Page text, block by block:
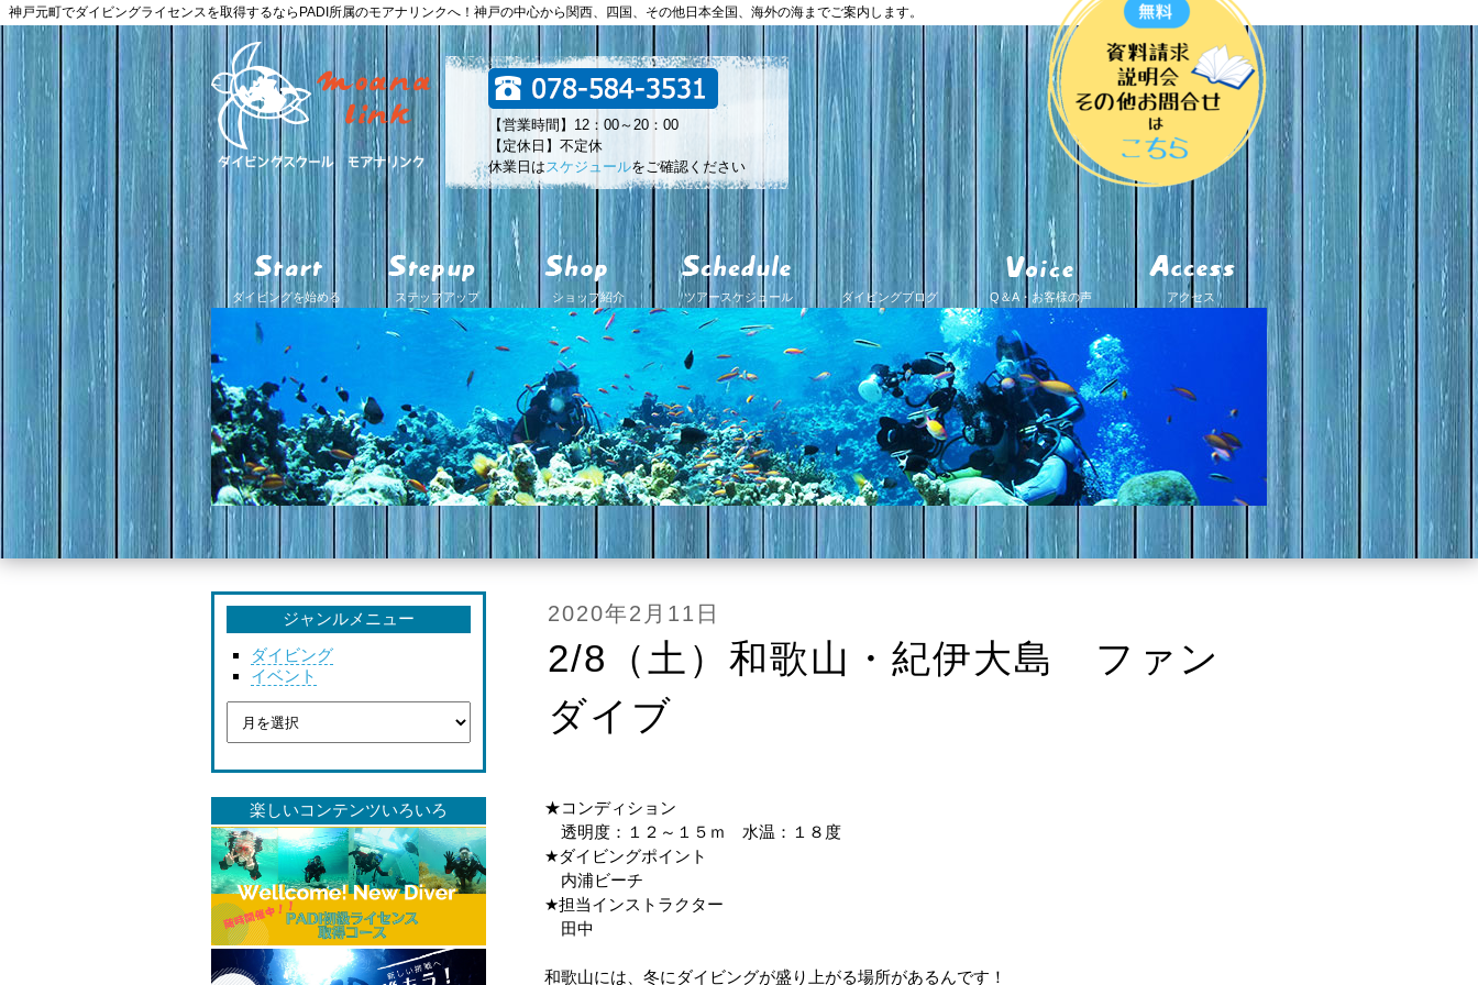
神戸元町でダイビングライセンスを取得するならPADI所属のモアナリンクへ！神戸の中心から関西、四国、その他日本全国、海外の海までご案内します。
【営業時間】12：00～20：00
【定休日】不定休
休業日は スケジュールをご確認ください
ダイビングを始める ステップアップ ショップ紹介 ツアースケジュール ダイビングブログ Q＆A・お客様の声 アクセス
2020年2月11日
2/8（土）和歌山・紀伊大島 ファン
ダイブ
★コンディション
透明度：１２～１５ｍ 水温：１８度
★ダイビングポイント
内浦ビーチ
★担当インストラクター
田中
和歌山には、冬にダイビングが盛り上がる場所があるんです！
ジャンルメニュー
ダイビング
イベント
楽しいコンテンツいろいろ